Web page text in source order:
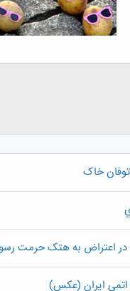
خاک
اعتراض به هتک حرمت
اتمی ایران (عکس)